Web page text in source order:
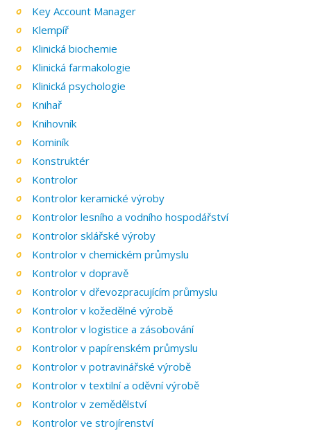
Key Account Manager
Klempíř
Klinická biochemie
Klinická farmakologie
Klinická psychologie
Knihař
Knihovník
Kominík
Konstruktér
Kontrolor
Kontrolor keramické výroby
Kontrolor lesního a vodního hospodářství
Kontrolor sklářské výroby
Kontrolor v chemickém průmyslu
Kontrolor v dopravě
Kontrolor v dřevozpracujícím průmyslu
Kontrolor v kožedělné výrobě
Kontrolor v logistice a zásobování
Kontrolor v papírenském průmyslu
Kontrolor v potravinářské výrobě
Kontrolor v textilní a oděvní výrobě
Kontrolor v zemědělství
Kontrolor ve strojírenství